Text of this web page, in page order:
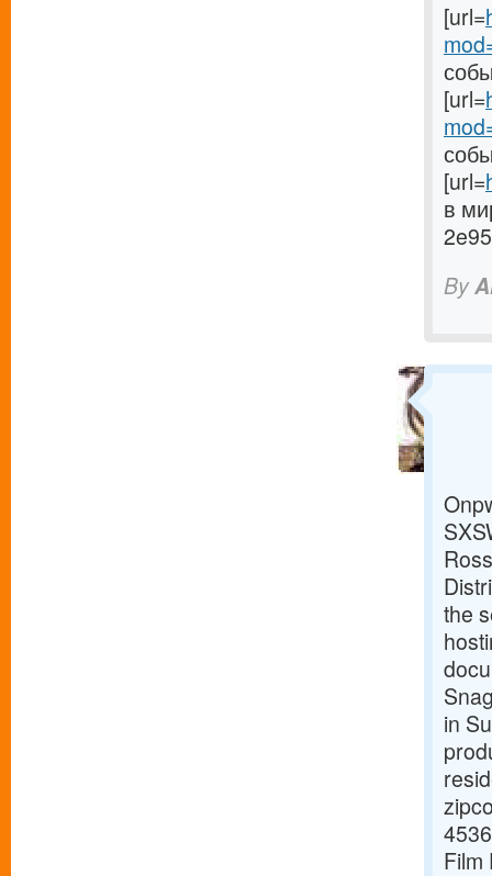
[url=
[url=
[url=
в
By
the
in
Film